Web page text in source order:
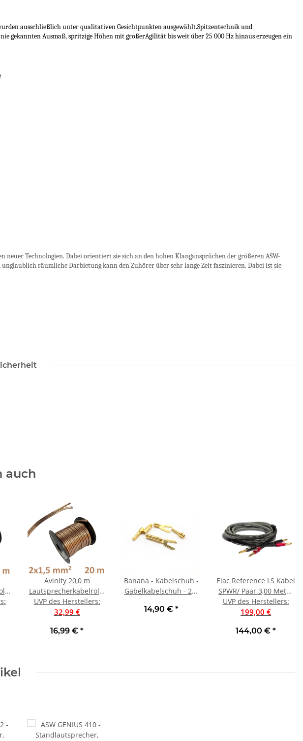
ausschließlich unter qualitativen Gesichtpunkten ausgewählt.Spitzentechnik und
gekannten Ausmaß, spritzige Höhen mit großerAgilität bis weit über 25 000 Hz hinaus erzeugen ein
neuer Technologien. Dabei orientiert sie sich an den hohen Klangansprüchen der größeren ASW-
räumliche Darbietung kann den Zuhörer über sehr lange Zeit faszinieren. Dabei ist sie
auch
:
Avinity 20,0 m
Lautsprecherkabelrolle
mit 2x1,5mm²
UVP des Herstellers:
32,99 €
16,99 € *
Banana - Kabelschuh -
Gabelkabelschuh - 2er
Belkin Pure AV
14,90 € *
Elac Reference LS Kabel
SPWR/ Paar 3,00 Meter
UVP 199 € | Neu
UVP des Herstellers:
199,00 €
144,00 € *